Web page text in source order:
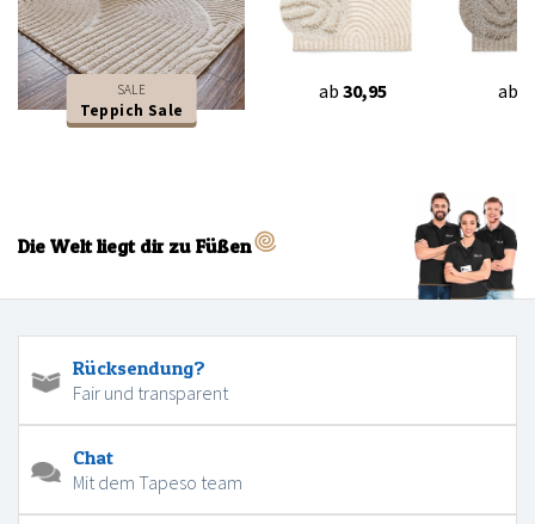
SALE
Teppich Sale
ab 30,95 ab
Die Welt liegt dir zu Füßen
Rücksendung?
Fair und transparent
Chat
Mit dem Tapeso team